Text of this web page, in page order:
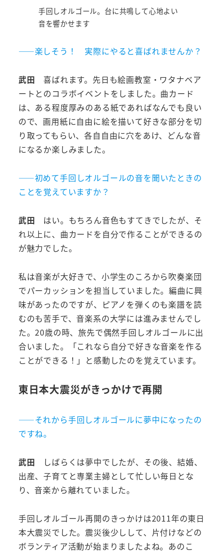
手回しオルゴール。台に共鳴して心地よい
音を響かせます
――楽しそう！ 実際にやると喜ばれませんか？
武田喜ばれます。先日も絵画教室・ワタナベア
ートとのコラボイベントをしました。曲カード
は、ある程度厚みのある紙であればなんでも良い
ので、画用紙に自由に絵を描いて好きな部分を切
り取ってもらい、各自自由に穴をあけ、どんな音
になるか楽しみました。
――初めて手回しオルゴールの音を聞いたときの
ことを覚えていますか？
武田 はい。もちろん音色もすてきでしたが、そ
れ以上に、曲カードを自分で作ることができるの
が魅力でした。
私は音楽が大好きで、小学生のころから吹奏楽団
でパーカッションを担当していました。編曲に興
味があったのですが、ピアノを弾くのも楽譜を読
むのも苦手で、音楽系の大学には進みませんでし
た。20歳の時、旅先で偶然手回しオルゴールに出
合いました。「これなら自分で好きな音楽を作る
ことができる！」と感動したのを覚えています。
東日本大震災がきっかけで再開
――それから手回しオルゴールに夢中になったの
ですね。
武田
しばらくは夢中でしたが、その後、結婚、
出産、子育てと専業主婦として忙しい毎日とな
り、音楽から離れていました。
手回しオルゴール再開のきっかけは2011年の東日
本大震災でした。震災後少しして、片付けなどの
ボランティア活動が始まりましたよね。あのこ